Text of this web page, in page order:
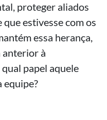
proteger aliados
estivesse com os
essa herança,
anterior à
papel aquele
equipe?